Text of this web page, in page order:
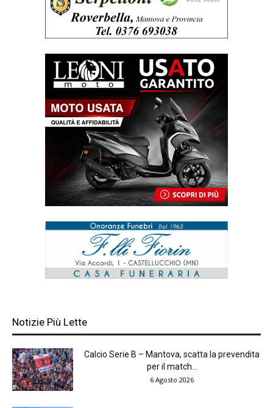
Notizie Più Lette
Calcio Serie B – Mantova, scatta la prevendita
per il match...
6 Agosto 2026